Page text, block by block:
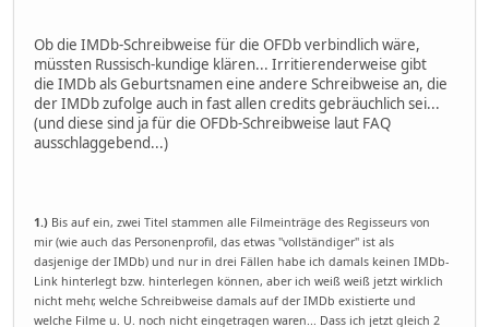
Ob die IMDb-Schreibweise für die OFDb verbindlich wäre,
müssten Russisch-kundige klären... Irritierenderweise gibt
die IMDb als Geburtsnamen eine andere Schreibweise an, die
der IMDb zufolge auch in fast allen credits gebräuchlich sei...
(und diese sind ja für die OFDb-Schreibweise laut FAQ
ausschlaggebend...)
1.) Bis auf ein, zwei Titel stammen alle Filmeinträge des Regisseurs von
mir (wie auch das Personenprofil, das etwas "vollständiger" ist als
dasjenige der IMDb) und nur in drei Fällen habe ich damals keinen IMDb-
Link hinterlegt bzw. hinterlegen können, aber ich weiß weiß jetzt wirklich
nicht mehr, welche Schreibweise damals auf der IMDb existierte und
welche Filme u. U. noch nicht eingetragen waren... Dass ich jetzt gleich 2